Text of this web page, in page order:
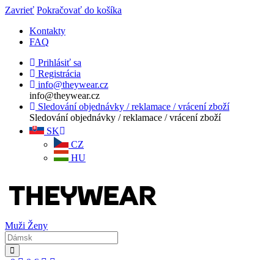
Zavrieť Pokračovať do košíka
Kontakty
FAQ
Prihlásiť sa
Registrácia
info@theywear.cz
info@theywear.cz
Sledování objednávky / reklamace / vrácení zboží
Sledování objednávky / reklamace / vrácení zboží
SK
CZ
HU
Muži Ženy